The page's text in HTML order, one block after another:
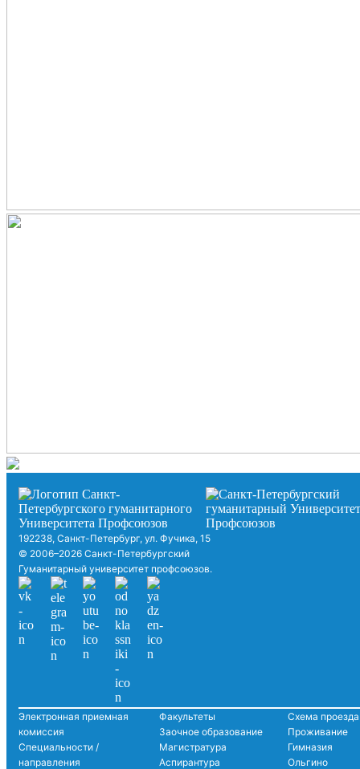
192238, Санкт-Петербург, ул. Фучика, 15
© 2006–2026 Санкт-Петербургский
Гуманитарный университет профсоюзов.
Электронная приемная
комиссия
Специальности /
направления
Факультеты
Заочное образование
Магистратура
Аспирантура
Схема проезда
Проживание
Гимназия
Ольгино